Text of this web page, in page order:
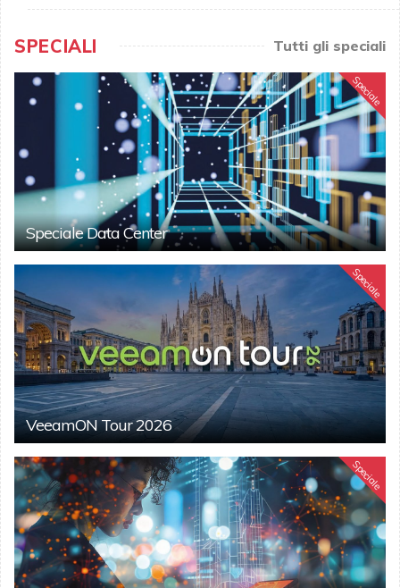
SPECIALI Tutti gli speciali
Speciale
Speciale Data Center
Speciale
VeeamON Tour 2026
Speciale